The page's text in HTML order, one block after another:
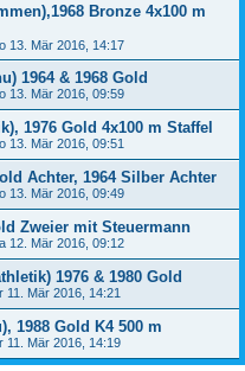
Bronze 4x100 m
13. Mär 2016, 14:17
1964 & 1968 Gold
13. Mär 2016, 09:59
1976 Gold 4x100 m Staffel
13. Mär 2016, 09:51
Achter, 1964 Silber Achter
13. Mär 2016, 09:49
Zweier mit Steuermann
12. Mär 2016, 09:12
1976 & 1980 Gold
11. Mär 2016, 14:21
1988 Gold K4 500 m
11. Mär 2016, 14:19